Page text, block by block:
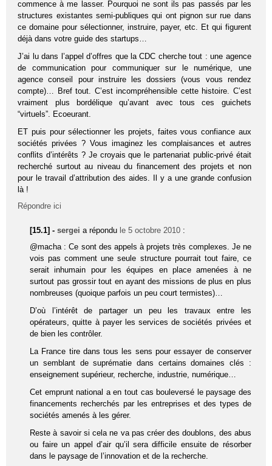
commence à me lasser. Pourquoi ne sont ils pas passés par les
structures existantes semi-publiques qui ont pignon sur rue dans
ce domaine pour sélectionner, instruire, payer, etc. Et qui figurent
déjà dans votre guide des startups…
J’ai lu dans l’appel d’offres que la CDC cherche tout : une agence
de communication pour communiquer sur le numérique, une
agence conseil pour instruire les dossiers (vous vous rendez
compte)… Bref tout. C’est incompréhensible cette histoire. C’est
vraiment plus bordélique qu’avant avec tous ces guichets
“virtuels”. Ecoeurant.
ET puis pour sélectionner les projets, faites vous confiance aux
sociétés privées ? Vous imaginez les complaisances et autres
conflits d’intérêts ? Je croyais que le partenariat public-privé était
recherché surtout au niveau du financement des projets et non
pour le travail d’attribution des aides. Il y a une grande confusion
là !
Répondre ici
[15.1] -sergei a répondu le 5 octobre 2010 :
@macha : Ce sont des appels à projets très complexes. Je ne
vois pas comment une seule structure pourrait tout faire, ce
serait inhumain pour les équipes en place amenées à ne
surtout pas grossir tout en ayant des missions de plus en plus
nombreuses (quoique parfois un peu court termistes)…
D’où l’intérêt de partager un peu les travaux entre les
opérateurs, quitte à payer les services de sociétés privées et
de bien les contrôler.
La France tire dans tous les sens pour essayer de conserver
un semblant de suprématie dans certains domaines clés :
enseignement supérieur, recherche, industrie, numérique…
Cet emprunt national a en tout cas bouleversé le paysage des
financements recherchés par les entreprises et des types de
sociétés amenés à les gérer.
Reste à savoir si cela ne va pas créer des doublons, des abus
ou faire un appel d’air qu’il sera difficile ensuite de résorber
dans le paysage de l’innovation et de la recherche.